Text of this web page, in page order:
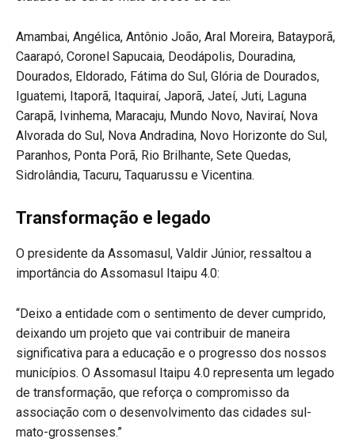
Amambai, Angélica, Antônio João, Aral Moreira, Batayporã,
Caarapó, Coronel Sapucaia, Deodápolis, Douradina,
Dourados, Eldorado, Fátima do Sul, Glória de Dourados,
Iguatemi, Itaporã, Itaquiraí, Japorã, Jateí, Juti, Laguna
Carapã, Ivinhema, Maracaju, Mundo Novo, Naviraí, Nova
Alvorada do Sul, Nova Andradina, Novo Horizonte do Sul,
Paranhos, Ponta Porã, Rio Brilhante, Sete Quedas,
Sidrolândia, Tacuru, Taquarussu e Vicentina.
Transformação e legado
O presidente da Assomasul, Valdir Júnior, ressaltou a
importância do Assomasul Itaipu 4.0:
“Deixo a entidade com o sentimento de dever cumprido,
deixando um projeto que vai contribuir de maneira
significativa para a educação e o progresso dos nossos
municípios. O Assomasul Itaipu 4.0 representa um legado
de transformação, que reforça o compromisso da
associação com o desenvolvimento das cidades sul-
mato-grossenses.”